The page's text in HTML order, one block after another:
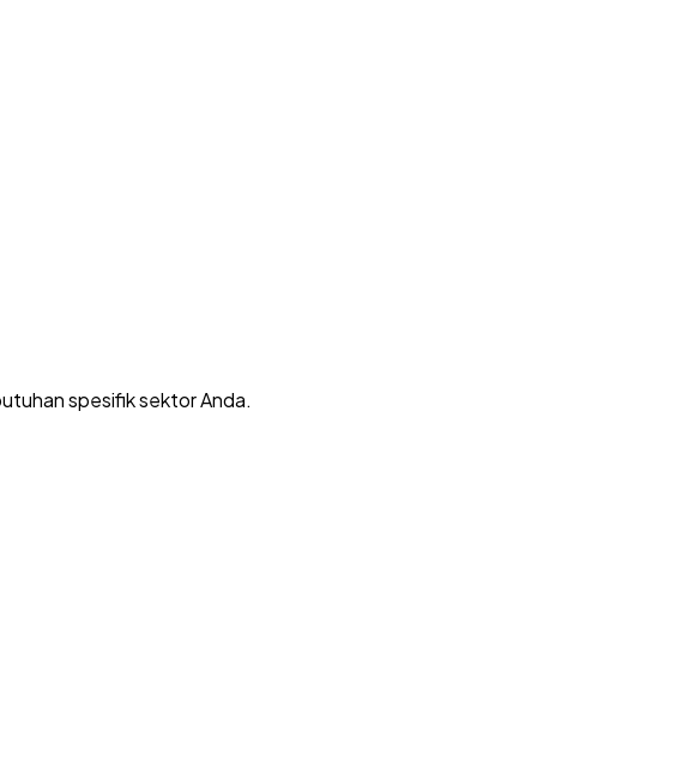
spesifik sektor Anda.